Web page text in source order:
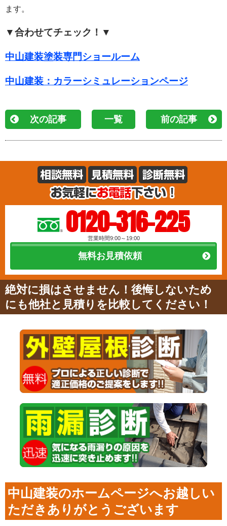
ます。
▼合わせてチェック！▼
中山建装塗装専門ショールーム
中山建装：カラーシミュレーションページ
次の記事 一覧 前の記事
0120-316-225
営業時間9:00～19:00
無料お見積依頼
絶対に損はさせません！後悔しないため
にも他社と見積りを比較してください！
中山建装のホームページへお越しい
ただきありがとうございます